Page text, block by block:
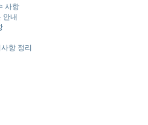
사항
안내
항 정리